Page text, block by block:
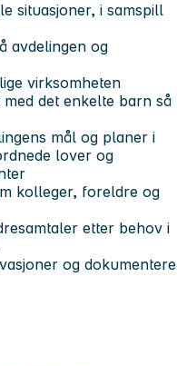
situasjoner, i samspill
avdelingen og
virksomheten
det enkelte barn så
mål og planer i
lover og
kolleger, foreldre og
etter behov i
og dokumentere